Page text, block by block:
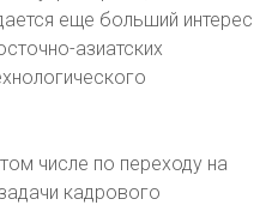
еще больший интерес
азиатских
числе по переходу на
кадрового